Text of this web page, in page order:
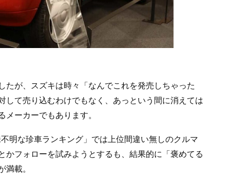
たが、スズキは時々「なんでこれを発売しちゃった
して売り込むわけでもなく、あっという間に消えては
ーカーでもあります。
明な珍車ランキング」では上位間違い無しのクルマ
かフォローを試みようとするも、結果的に「褒めてる
満載。